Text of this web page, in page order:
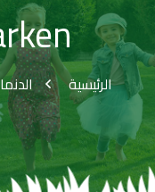
الرئيسية